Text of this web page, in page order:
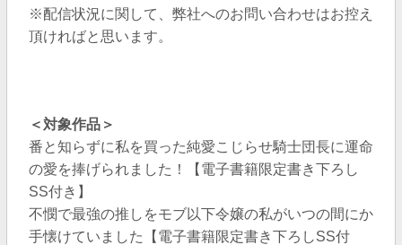
※配信状況に関して、弊社へのお問い合わせはお控え
頂ければと思います。
＜対象作品＞
番と知らずに私を買った純愛こじらせ騎士団長に運命
の愛を捧げられました！【電子書籍限定書き下ろし
SS付き】
不憫で最強の推しをモブ以下令嬢の私がいつの間にか
手懐けていました【電子書籍限定書き下ろしSS付